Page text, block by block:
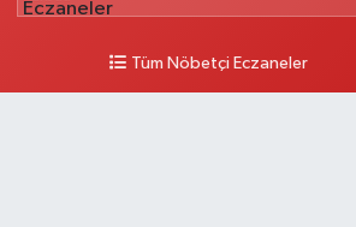
Tüm Nöbetçi Eczaneler